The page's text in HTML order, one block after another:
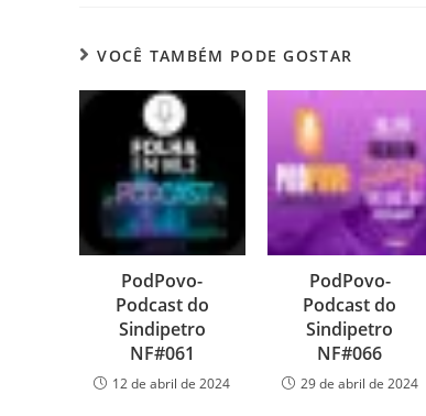
VOCÊ TAMBÉM PODE GOSTAR
PodPovo-
Podcast do
Sindipetro
NF#061
12 de abril de 2024
PodPovo-
Podcast do
Sindipetro
NF#066
29 de abril de 2024